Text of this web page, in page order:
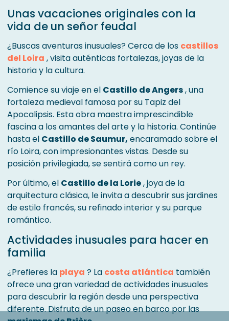
Unas vacaciones originales con la
vida de un señor feudal
¿Buscas aventuras inusuales? Cerca de los castillos
del Loira , visita auténticas fortalezas, joyas de la
historia y la cultura.
Comience su viaje en el Castillo de Angers, una
fortaleza medieval famosa por su Tapiz del
Apocalipsis. Esta obra maestra imprescindible
fascina a los amantes del arte y la historia. Continúe
hasta el Castillo de Saumur, encaramado sobre el
río Loira, con impresionantes vistas. Desde su
posición privilegiada, se sentirá como un rey.
Por último, el Castillo de la Lorie, joya de la
arquitectura clásica, le invita a descubrir sus jardines
de estilo francés, su refinado interior y su parque
romántico.
Actividades inusuales para hacer en
familia
¿Prefieres la playa ? La costa atlántica también
ofrece una gran variedad de actividades inusuales
para descubrir la región desde una perspectiva
diferente. Disfruta de un paseo en barco por las